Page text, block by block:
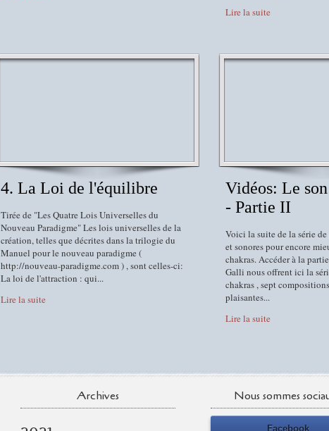
Lire la suite
4. La Loi de l'équilibre
Tirée de "Les Quatre Lois Universelles du
Nouveau Paradigme" Les lois universelles de la
création, telles que décrites dans la trilogie du
Manuel pour le nouveau paradigme (
http://nouveau-paradigme.com ) , sont celles-ci:
La loi de l'attraction : qui...
Lire la suite
Vidéos: Le
- Partie II
Voici la suite de la série
et sonores pour encore
chakras. Accéder à la
Galli nous offrent ici la
chakras , sept
plaisantes...
Lire la suite
Archives Nous sommes
Facebook